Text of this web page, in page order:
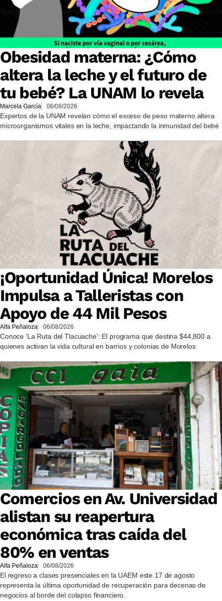
Obesidad materna: ¿Cómo
altera la leche y el futuro de
tu bebé? La UNAM lo revela
Marcela García 06/08/2026
Expertos de la UNAM revelan cómo el exceso de peso materno altera
microorganismos vitales en la leche, impactando la inmunidad del bebé
¡Oportunidad Única! Morelos
Impulsa a Talleristas con
Apoyo de 44 Mil Pesos
Alfa Peñaloza 06/08/2026
Conoce 'La Ruta del Tlacuache': El programa que destina $44,800 a
quienes activan la vida cultural en barrios y colonias de Morelos
Comercios en Av. Universidad
alistan su reapertura
económica tras caída del
80% en ventas
Alfa Peñaloza 06/08/2026
El regreso a clases presenciales en la UAEM este 17 de agosto
representa la última oportunidad de recuperación para decenas de
negocios al borde del colapso financiero.